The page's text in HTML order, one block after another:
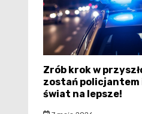
Zrób krok w
zostań policjantem
świat na lepsze!